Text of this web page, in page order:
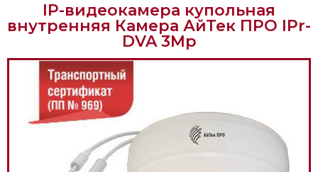
IP-видеокамера купольная
внутренняя Камера АйТек ПРО IPr-
DVA 3Mp